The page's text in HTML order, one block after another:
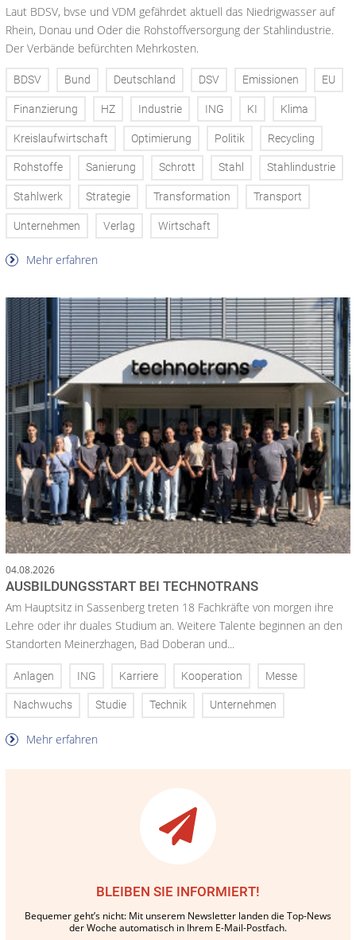
Laut BDSV, bvse und VDM gefährdet aktuell das Niedrigwasser auf
Rhein, Donau und Oder die Rohstoffversorgung der Stahlindustrie.
Der Verbände befürchten Mehrkosten.
BDSV Bund Deutschland DSV Emissionen EU
Finanzierung HZ Industrie ING KI Klima
Kreislaufwirtschaft Optimierung Politik Recycling
Rohstoffe Sanierung Schrott Stahl Stahlindustrie
Stahlwerk Strategie Transformation Transport
Unternehmen Verlag Wirtschaft
Mehr erfahren
04.08.2026
AUSBILDUNGSSTART BEI TECHNOTRANS
Am Hauptsitz in Sassenberg treten 18 Fachkräfte von morgen ihre
Lehre oder ihr duales Studium an. Weitere Talente beginnen an den
Standorten Meinerzhagen, Bad Doberan und...
Anlagen ING Karriere Kooperation Messe
Nachwuchs Studie Technik Unternehmen
Mehr erfahren
BLEIBEN SIE INFORMIERT!
Bequemer geht’s nicht: Mit unserem Newsletter landen die Top-News
der Woche automatisch in Ihrem E-Mail-Postfach.